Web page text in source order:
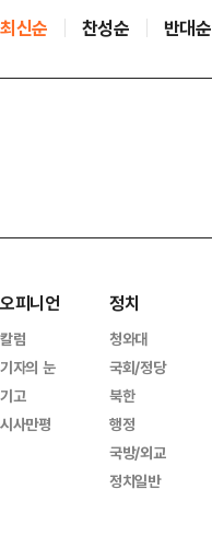
최신순 찬성순 반대순
오피니언
칼럼
기자의 눈
기고
시사만평
정치
청와대
국회/정당
북한
행정
국방/외교
정치일반